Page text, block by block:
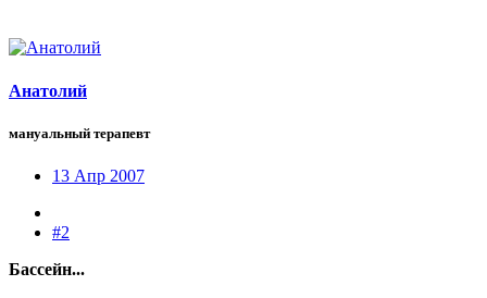
Анатолий
мануальный терапевт
13 Апр 2007
#2
Бассейн...